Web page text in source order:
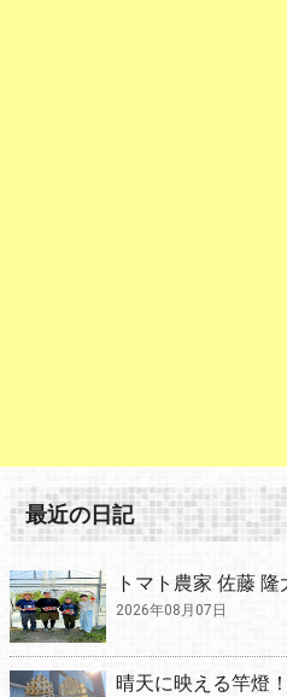
最近の日記
トマト農家 佐藤 隆
2026年08月07日
晴天に映える竿燈